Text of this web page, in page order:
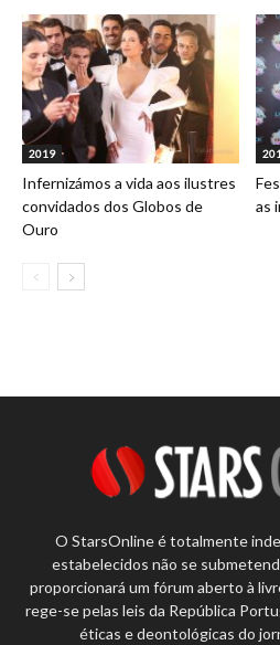
2019
Infernizámos a vida aos ilustres
convidados dos Globos de
Ouro
as
O StarsOnline é totalmente
estabelecidos não se
proporcionará um fórum aberto à
rege-se pelas leis da República
éticas e deontológicas do